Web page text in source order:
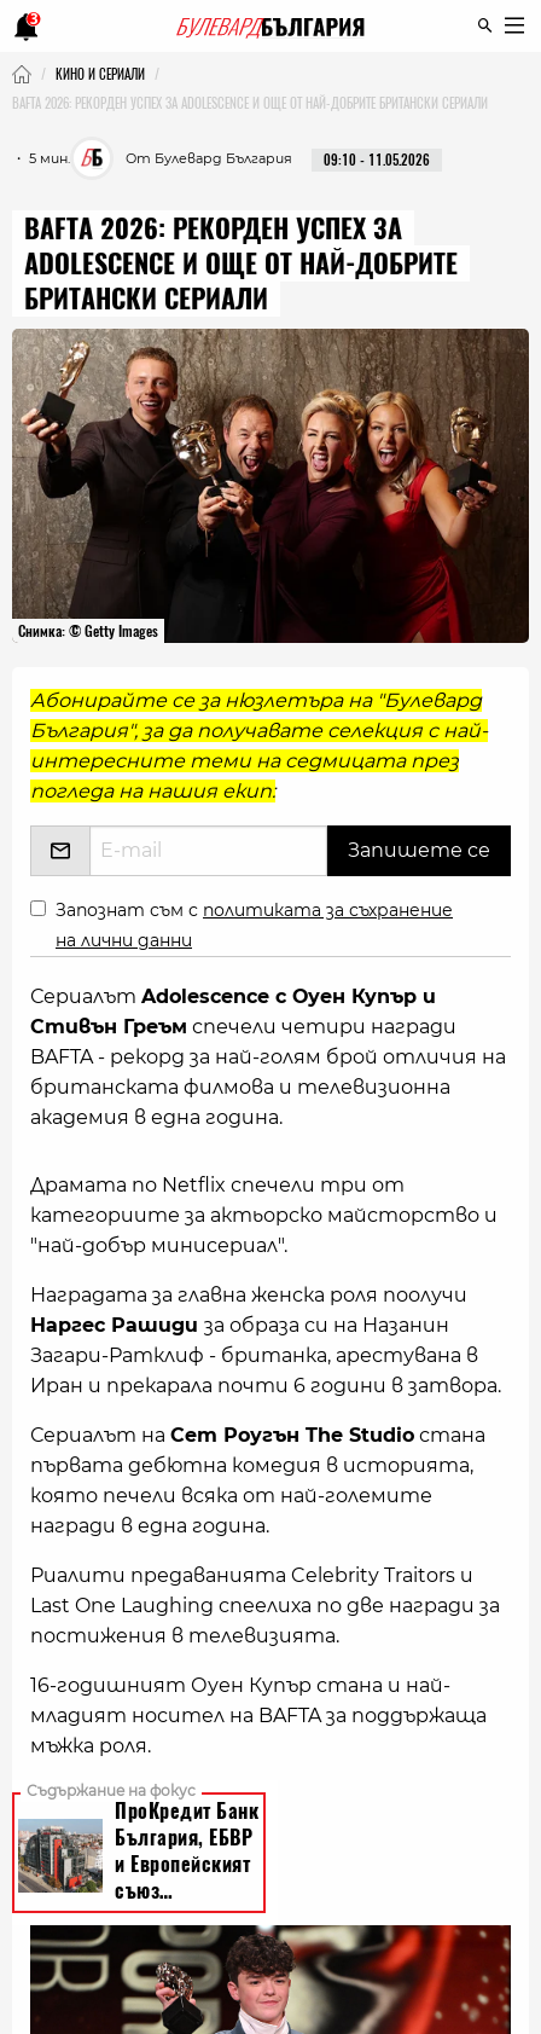
3
КИНО И СЕРИАЛИ
BAFTA 2026: РЕКОРДЕН УСПЕХ ЗА ADOLESCENCE И ОЩЕ ОТ НАЙ-ДОБРИТЕ БРИТАНСКИ СЕРИАЛИ
・ 5 мин. От Булевард България 09:10 - 11.05.2026
BAFTA 2026: РЕКОРДЕН УСПЕХ ЗА
ADOLESCENCE И ОЩЕ ОТ НАЙ-ДОБРИТЕ
БРИТАНСКИ СЕРИАЛИ
Снимка: © Getty Images
Абонирайте се за нюзлетъра на "Булевард
България", за да получавате селекция с най-
интересните теми на седмицата през
погледа на нашия екип:
Запознат съм с политиката за съхранение
на лични данни
Сериалът Adolescence с Оуен Купър и
Стивън Греъм спечели четири награди
BAFTA - рекорд за най-голям брой отличия на
британската филмова и телевизионна
академия в една година.
Драмата по Netflix спечели три от
категориите за актьорско майсторство и
"най-добър минисериал".
Наградата за главна женска роля поолучи
Наргес Рашиди за образа си на Назанин
Загари-Ратклиф - британка, арестувана в
Иран и прекарала почти 6 години в затвора.
Сериалът на Сет Роугън The Studio стана
първата дебютна комедия в историята,
която печели всяка от най-големите
награди в една година.
Риалити предаванията Celebrity Traitors и
Last One Laughing спеелиха по две награди за
постижения в телевизията.
16-годишният Оуен Купър стана и най-
младият носител на BAFTA за поддържаща
мъжка роля.